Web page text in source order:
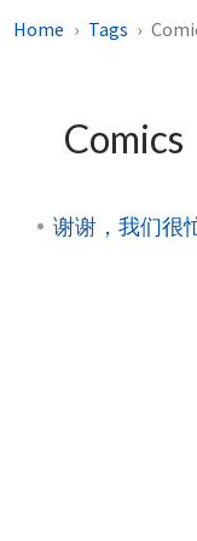
Home Tags
Comics
谢谢，我们很